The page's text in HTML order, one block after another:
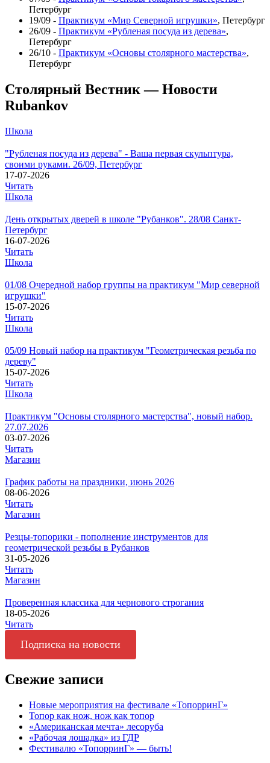
Петербург
19/09 - Практикум «Мир Северной игрушки», Петербург
26/09 - Практикум «Рубленая посуда из дерева»,
Петербург
26/10 - Практикум «Основы столярного мастерства»,
Петербург
Столярный Вестник — Новости
Rubankov
Школа
"Рубленая посуда из дерева" - Ваша первая скульптура,
своими руками. 26/09, Петербург
17-07-2026
Читать
Школа
День открытых дверей в школе "Рубанков". 28/08 Санкт-
Петербург
16-07-2026
Читать
Школа
01/08 Очередной набор группы на практикум "Мир северной
игрушки"
15-07-2026
Читать
Школа
05/09 Новый набор на практикум "Геометрическая резьба по
дереву"
15-07-2026
Читать
Школа
Практикум "Основы столярного мастерства", новый набор.
27.07.2026
03-07-2026
Читать
Магазин
График работы на праздники, июнь 2026
08-06-2026
Читать
Магазин
Резцы-топорики - пополнение инструментов для
геометрической резьбы в Рубанков
31-05-2026
Читать
Магазин
Проверенная классика для чернового строгания
18-05-2026
Читать
Подписка на новости
Свежие записи
Новые мероприятия на фестивале «ТопорринГ»
Топор как нож, нож как топор
«Американская мечта» лесоруба
«Рабочая лошадка» из ГДР
Фестивалю «ТопорринГ» — быть!